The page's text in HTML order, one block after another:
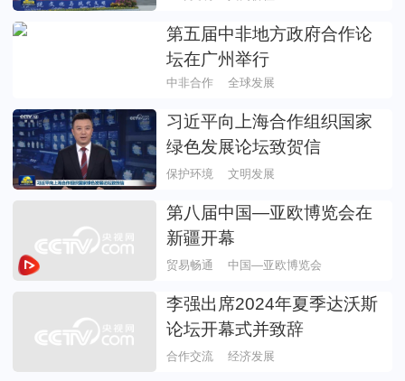
第五届中非地方政府合作论
坛在广州举行
中非合作 全球发展
习近平向上海合作组织国家
绿色发展论坛致贺信
保护环境 文明发展
第八届中国—亚欧博览会在
新疆开幕
贸易畅通 中国—亚欧博览会
李强出席2024年夏季达沃斯
论坛开幕式并致辞
合作交流 经济发展